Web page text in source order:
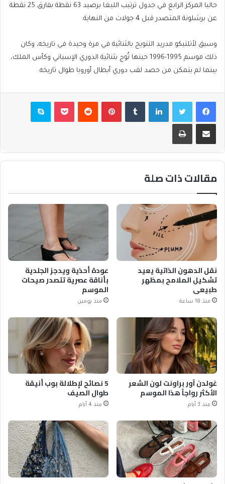
حاليا المركز الرابع في جدول ترتيب الليغا برصيد 63 نقطة بفارق 25 نقطة
عن برشلونة المتصدر قبل 4 جولات من النهاية.
وسبق لأتلتيكو مدريد التتويج بالثنائية في مرة وحيدة في تاريخه، وكان
ذلك موسم 1995-1996 حينها تُوج بثنائية الدوري الإسباني وكأس الملك،
بينما لم يتمكن من حصد لقب دوري أبطال أوروبا طوال تاريخه.
فيسبوكتويتر لينكدإن بينتيريست بوكيت سكايب
مشاركة عبر البريد طباعة
مقالات ذات صلة
نقل الدهون الذاتية يعيد
تشكيل الملامح بمظهر
طبيعي
منذ 18 ساعة
عودة أحذية ويدجز الجلدية
بأناقة عصرية تتصدر صيحات
الموسم
منذ يومين
غولدن آور براونت لون الشعر
الأكثر رواجاً هذا الموسم
منذ 3 أيام
5 نصائح لإطلالة بوب أنيقة
طوال الصيف
منذ 4 أيام